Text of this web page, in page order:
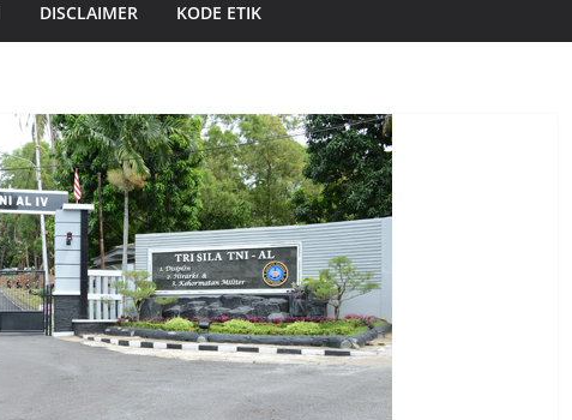
DISCLAIMER KODE ETIK